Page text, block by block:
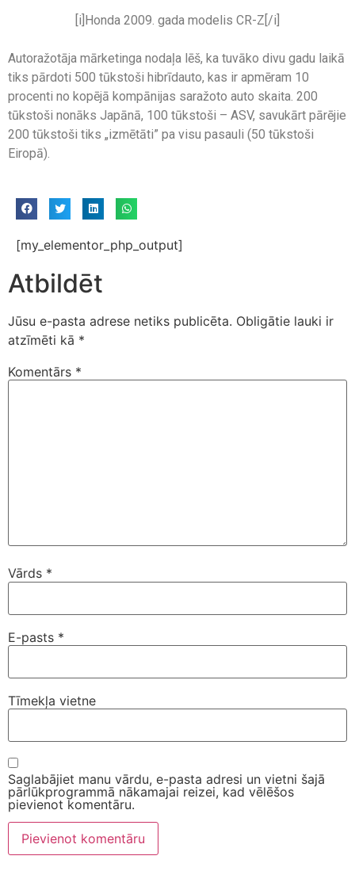
[i]Honda 2009. gada modelis CR-Z[/i]
Autoražotāja mārketinga nodaļa lēš, ka tuvāko divu gadu laikā
tiks pārdoti 500 tūkstoši hibrīdauto, kas ir apmēram 10
procenti no kopējā kompānijas saražoto auto skaita. 200
tūkstoši nonāks Japānā, 100 tūkstoši – ASV, savukārt pārējie
200 tūkstoši tiks „izmētāti” pa visu pasauli (50 tūkstoši
Eiropā).
[my_elementor_php_output]
Atbildēt
Jūsu e-pasta adrese netiks publicēta. Obligātie lauki ir
atzīmēti kā *
Komentārs *
Vārds *
E-pasts *
Tīmekļa vietne
Saglabājiet manu vārdu, e-pasta adresi un vietni šajā
pārlūkprogrammā nākamajai reizei, kad vēlēšos
pievienot komentāru.